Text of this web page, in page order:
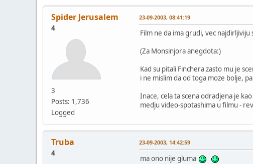
Spider Jerusalem
4
3
Posts: 1,736
Logged
23-09-2003, 08:41:19
Film ne da ima grudi, vec
(Za Monsinjora anegdota:)
Kad su pitali Finchera zasto mu je
i ne mislim da od toga moze bolje,
Inace, cela ta scena odradjena je
medju video-spotashima u filmu -
Truba
4
23-09-2003, 14:42:59
ma ono nije gluma